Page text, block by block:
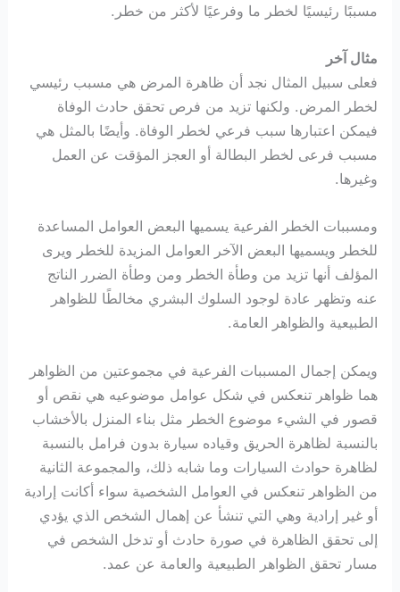
مسببًا رئيسيًا لخطر ما وفرعيًا لأكثر من خطر.
مثال آخر
فعلى سبيل المثال نجد أن ظاهرة المرض هي مسبب رئيسي
لخطر المرض. ولكنها تزيد من فرص تحقق حادث الوفاة
فيمكن اعتبارها سبب فرعي لخطر الوفاة. وأيضًا بالمثل هي
مسبب فرعى لخطر البطالة أو العجز المؤقت عن العمل
وغيرها.
ومسببات الخطر الفرعية يسميها البعض العوامل المساعدة
للخطر ويسميها البعض الآخر العوامل المزيدة للخطر ويرى
المؤلف أنها تزيد من وطأة الخطر ومن وطأة الضرر الناتج
عنه وتظهر عادة لوجود السلوك البشري مخالطًا للظواهر
الطبيعية والظواهر العامة.
ويمكن إجمال المسببات الفرعية في مجموعتين من الظواهر
هما ظواهر تنعكس في شكل عوامل موضوعيه هي نقص أو
قصور في الشيء موضوع الخطر مثل بناء المنزل بالأخشاب
بالنسبة لظاهرة الحريق وقياده سيارة بدون فرامل بالنسبة
لظاهرة حوادث السيارات وما شابه ذلك، والمجموعة الثانية
من الظواهر تنعكس في العوامل الشخصية سواء أكانت إرادية
أو غير إرادية وهي التي تنشأ عن إهمال الشخص الذي يؤدي
إلى تحقق الظاهرة في صورة حادث أو تدخل الشخص في
مسار تحقق الظواهر الطبيعية والعامة عن عمد.